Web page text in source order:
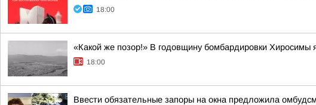
18:00
«Какой же позор!» В годовщину бомбардировки
18:00
Ввести обязательные запоры на окна предложила